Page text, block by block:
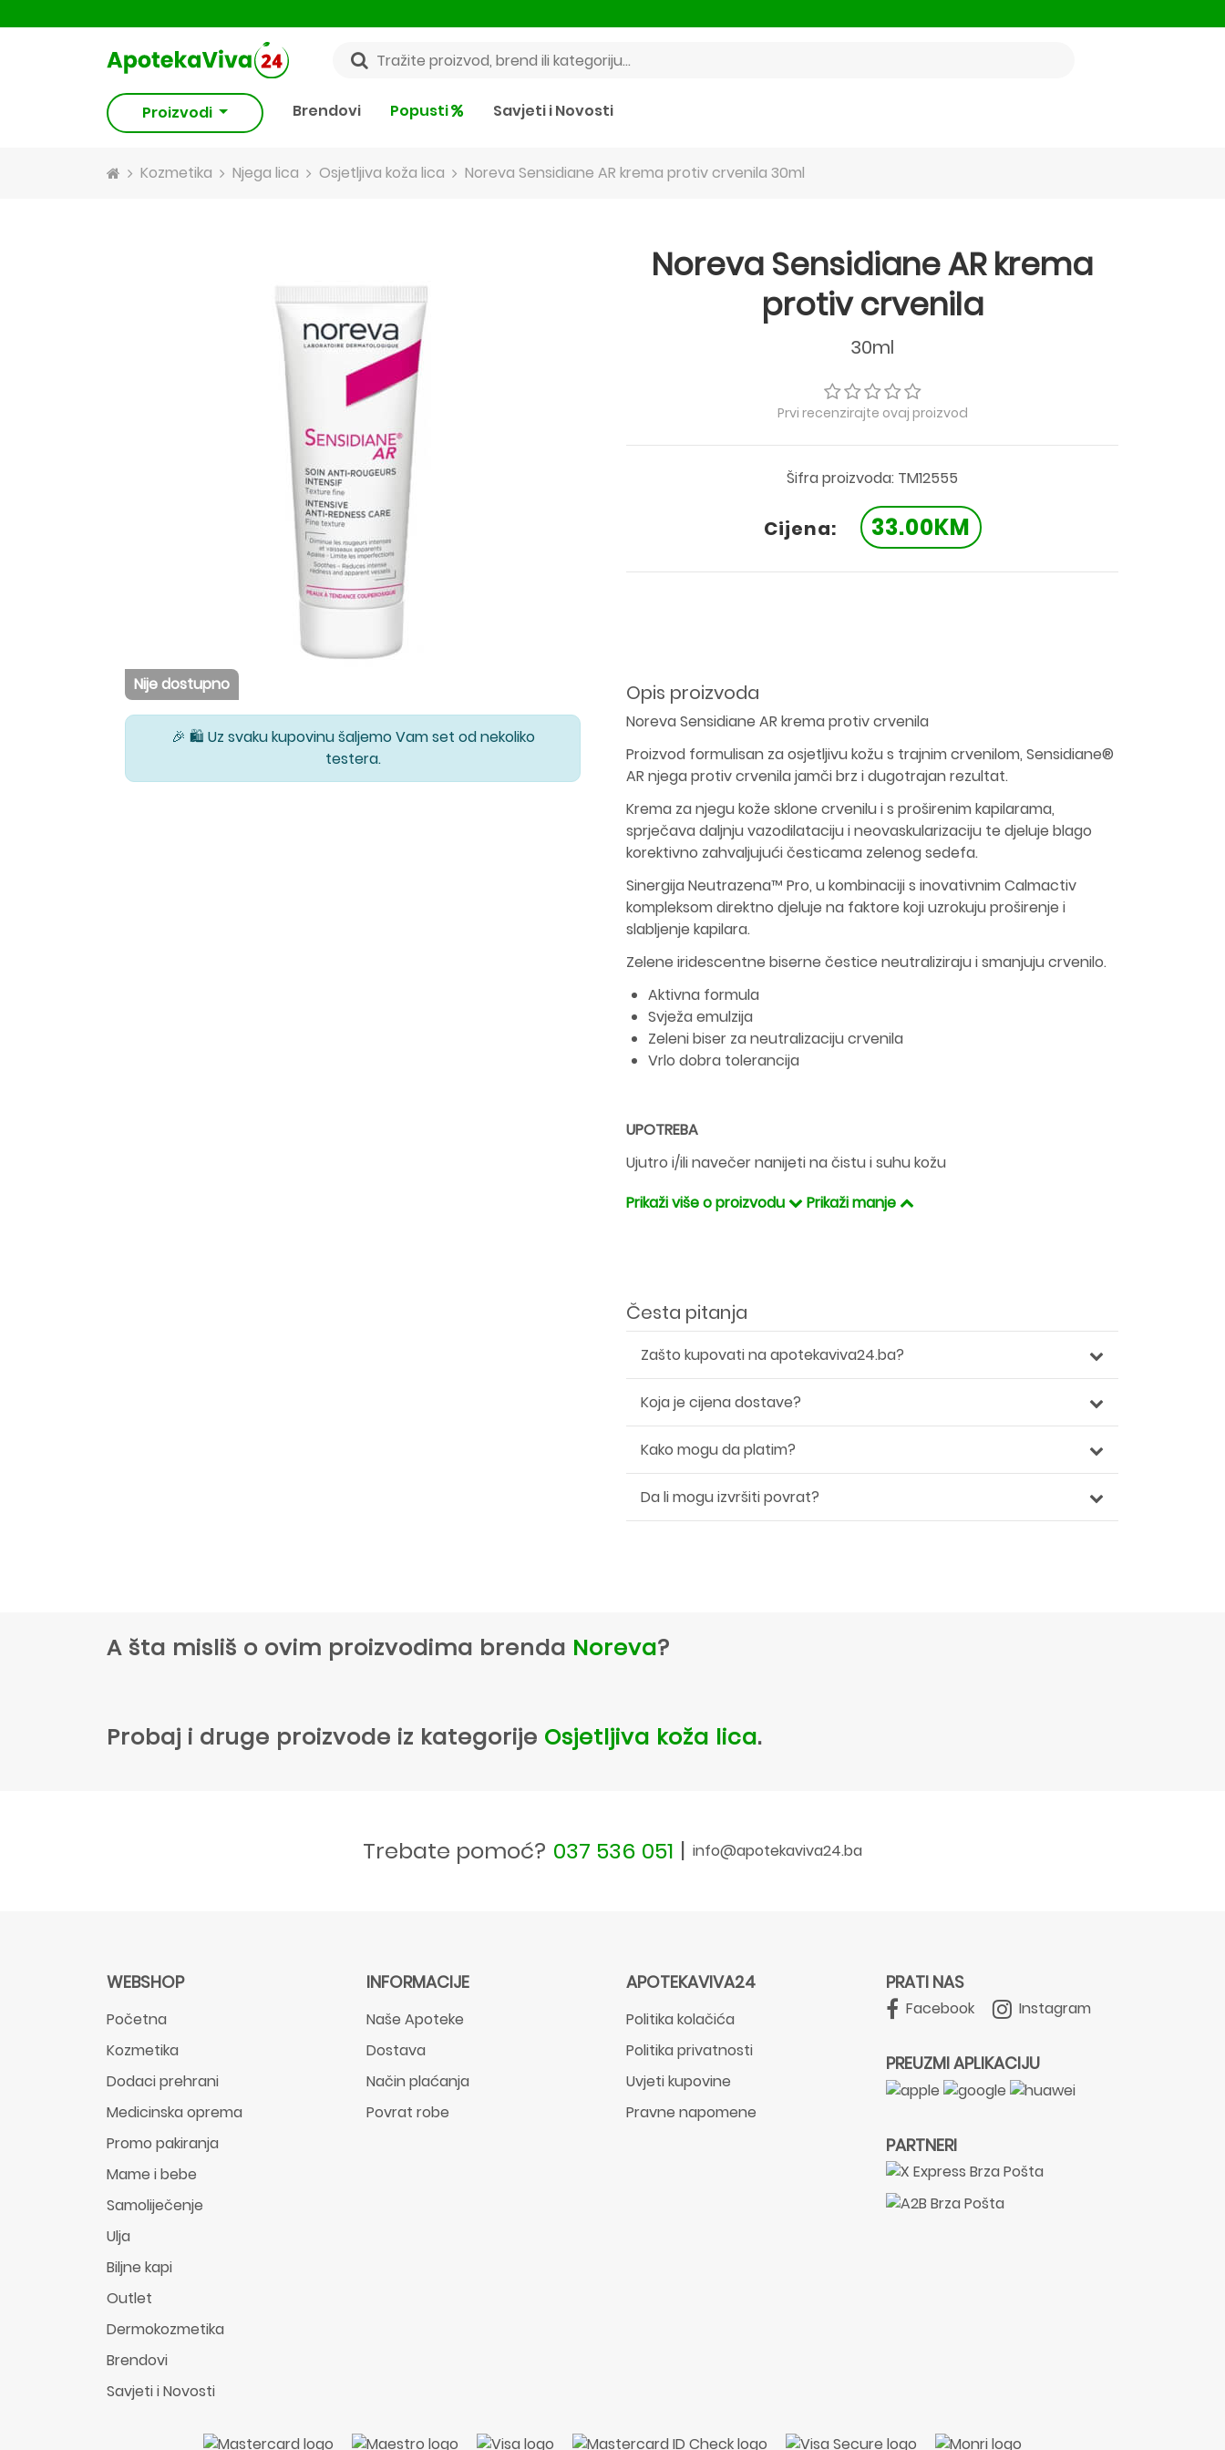
Proizvodi Brendovi Popusti Savjeti i Novosti
Kozmetika Njega lica Osjetljiva koža lica Noreva Sensidiane AR krema protiv crvenila 30ml
Nije dostupno
🎉 🛍️ Uz svaku kupovinu šaljemo Vam set od nekoliko
testera.
Noreva Sensidiane AR krema
protiv crvenila
30ml
Prvi recenzirajte ovaj proizvod
Šifra proizvoda: TM12555
Cijena: 33.00KM
Opis proizvoda
Noreva Sensidiane AR krema protiv crvenila
Proizvod formulisan za osjetljivu kožu s trajnim crvenilom, Sensidiane®
AR njega protiv crvenila jamči brz i dugotrajan rezultat.
Krema za njegu kože sklone crvenilu i s proširenim kapilarama,
sprječava daljnju vazodilataciju i neovaskularizaciju te djeluje blago
korektivno zahvaljujući česticama zelenog sedefa.
Sinergija Neutrazena™ Pro, u kombinaciji s inovativnim Calmactiv
kompleksom direktno djeluje na faktore koji uzrokuju proširenje i
slabljenje kapilara.
Zelene iridescentne biserne čestice neutraliziraju i smanjuju crvenilo.
Aktivna formula
Svježa emulzija
Zeleni biser za neutralizaciju crvenila
Vrlo dobra tolerancija
UPOTREBA
Ujutro i/ili navečer nanijeti na čistu i suhu kožu
Prikaži više o proizvodu
Prikaži manje
Česta pitanja
Zašto kupovati na apotekaviva24.ba?
Koja je cijena dostave?
Kako mogu da platim?
Da li mogu izvršiti povrat?
A šta misliš o ovim proizvodima brenda Noreva?
Probaj i druge proizvode iz kategorije Osjetljiva koža lica.
Trebate pomoć? 037 536 051 | info@apotekaviva24.ba
WEBSHOP
Početna
Kozmetika
Dodaci prehrani
Medicinska oprema
Promo pakiranja
Mame i bebe
Samoliječenje
Ulja
Biljne kapi
Outlet
Dermokozmetika
Brendovi
Savjeti i Novosti
INFORMACIJE
Naše Apoteke
Dostava
Način plaćanja
Povrat robe
APOTEKAVIVA24
Politika kolačića
Politika privatnosti
Uvjeti kupovine
Pravne napomene
PRATI NAS
Facebook Instagram
PREUZMI APLIKACIJU
PARTNERI